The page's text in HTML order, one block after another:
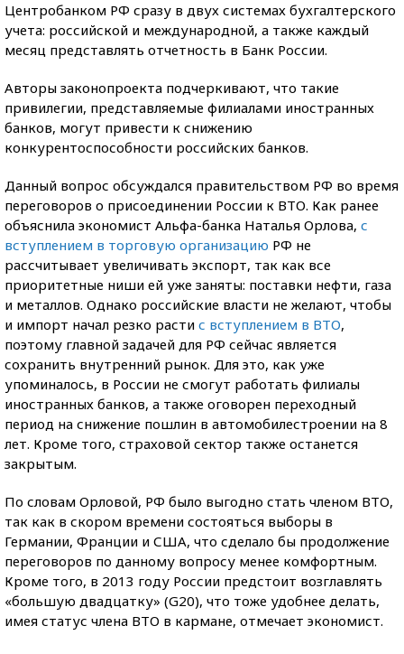
Центробанком РФ сразу в двух системах бухгалтерского
учета: российской и международной, а также каждый
месяц представлять отчетность в Банк России.
Авторы законопроекта подчеркивают, что такие
привилегии, представляемые филиалами иностранных
банков, могут привести к снижению
конкурентоспособности российских банков.
Данный вопрос обсуждался правительством РФ во время
переговоров о присоединении России к ВТО. Как ранее
объяснила экономист Альфа-банка Наталья Орлова, с
вступлением в торговую организацию РФ не
рассчитывает увеличивать экспорт, так как все
приоритетные ниши ей уже заняты: поставки нефти, газа
и металлов. Однако российские власти не желают, чтобы
и импорт начал резко расти с вступлением в ВТО,
поэтому главной задачей для РФ сейчас является
сохранить внутренний рынок. Для это, как уже
упоминалось, в России не смогут работать филиалы
иностранных банков, а также оговорен переходный
период на снижение пошлин в автомобилестроении на 8
лет. Кроме того, страховой сектор также останется
закрытым.
По словам Орловой, РФ было выгодно стать членом ВТО,
так как в скором времени состояться выборы в
Германии, Франции и США, что сделало бы продолжение
переговоров по данному вопросу менее комфортным.
Кроме того, в 2013 году России предстоит возглавлять
«большую двадцатку» (G20), что тоже удобнее делать,
имея статус члена ВТО в кармане, отмечает экономист.